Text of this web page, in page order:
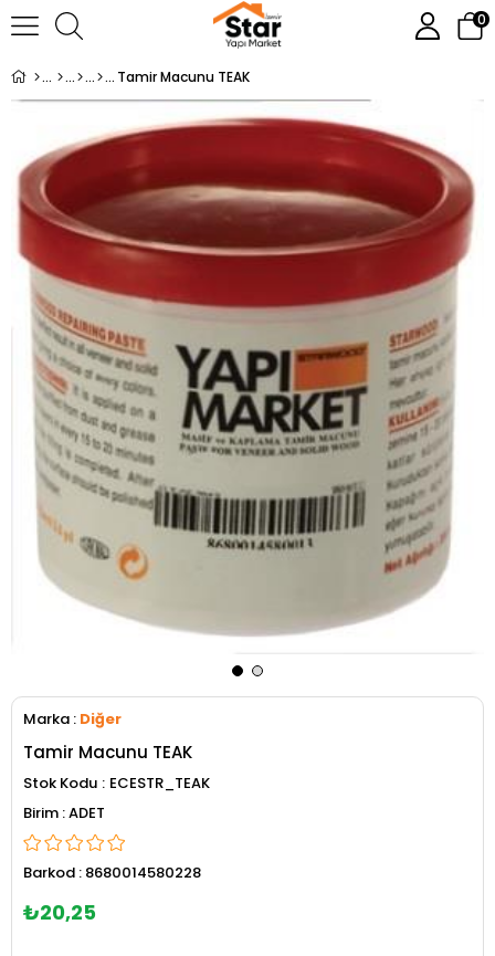
0
Tamir Macunu TEAK
Marka : Diğer
Tamir Macunu TEAK
Stok Kodu
ECESTR_TEAK
ADET
Barkod : 8680014580228
₺20,25